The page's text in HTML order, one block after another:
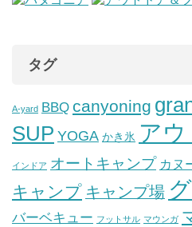
タグ
A-yard BBQ canyoning
SUP YOGA かき氷 ア
インドア オートキャンプ カヌ
キャンプ キャンプ場
バーベキュー フットサル マウンガ